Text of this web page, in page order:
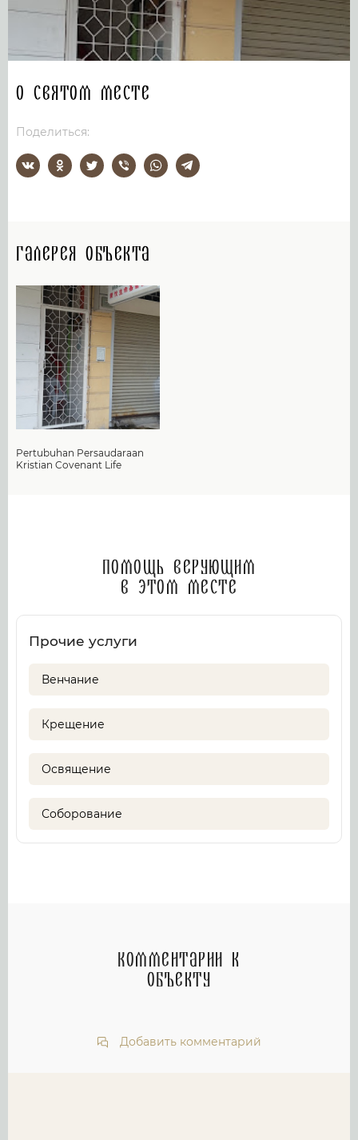
О святом месте
Поделиться:
Галерея объекта
Pertubuhan Persaudaraan
Kristian Covenant Life
Помощь верующим
в этом месте
Прочие услуги
Венчание
Крещение
Освящение
Соборование
Комментарии к
объекту
Добавить комментарий